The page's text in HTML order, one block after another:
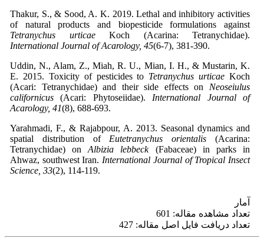
Thakur, S., & Sood, A. K. 2019. Lethal and inhibitory activities
of natural products and biopesticide formulations against
Tetranychus urticaeKoch (Acarina: Tetranychidae).
International Journal of Acarology, 45(6-7), 381-390.
Uddin, N., Alam, Z., Miah, R. U., Mian, I. H., & Mustarin, K.
E. 2015. Toxicity of pesticides to Tetranychus urticae Koch
(Acari: Tetranychidae) and their side effects on Neoseiulus
californicus (Acari: Phytoseiidae). International Journal of
Acarology, 41(8), 688-693.
Yarahmadi, F., & Rajabpour, A. 2013. Seasonal dynamics and
spatial distribution of Eutetranychus orientalis (Acarina:
Tetranychidae) onAlbizia lebbeck(Fabaceae) in parks in
Ahwaz, southwest Iran. International Journal of Tropical Insect
Science, 33(2), 114-119.
آمار
تعداد مشاهده مقاله: 601
تعداد دریافت فایل اصل مقاله: 427